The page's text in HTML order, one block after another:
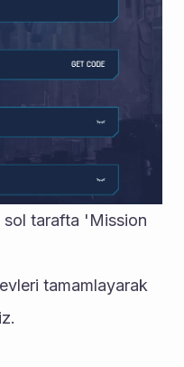
sol tarafta 'Mission
tamamlayarak